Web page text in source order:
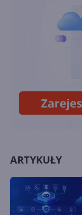
ARTYKUŁY